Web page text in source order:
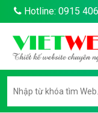
Hotline: 0915